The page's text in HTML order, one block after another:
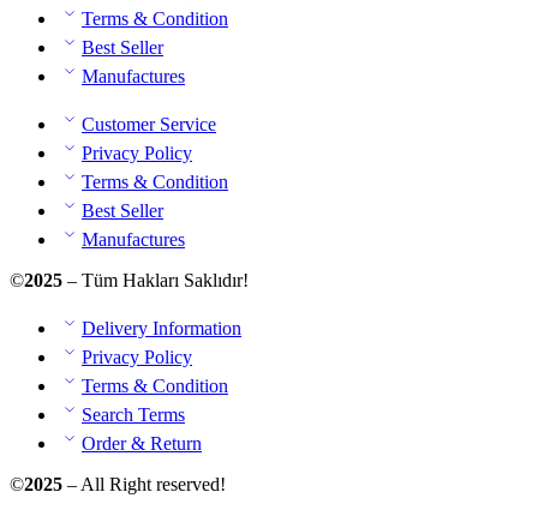
Terms & Condition
Best Seller
Manufactures
Customer Service
Privacy Policy
Terms & Condition
Best Seller
Manufactures
©2025 – Tüm Hakları Saklıdır!
Delivery Information
Privacy Policy
Terms & Condition
Search Terms
Order & Return
©2025 – All Right reserved!